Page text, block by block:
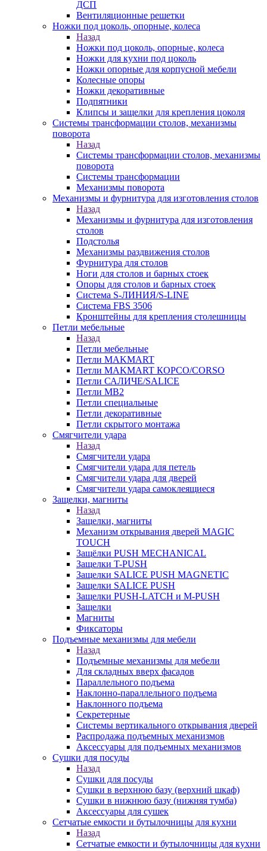
ДСП
Вентиляционные решетки
Ножки под цоколь, опорные, колеса
Назад
Ножки под цоколь, опорные, колеса
Ножки для кухни под цоколь
Ножки опорные для корпусной мебели
Колесные опоры
Ножки декоративные
Подпятники
Клипсы и защелки для крепления цоколя
Системы трансформации столов, механизмы
поворота
Назад
Системы трансформации столов, механизмы
поворота
Системы трансформации
Механизмы поворота
Механизмы и фурнитура для изготовления столов
Назад
Механизмы и фурнитура для изготовления
столов
Подстолья
Механизмы раздвижения столов
Фурнитура для столов
Ноги для столов и барных стоек
Опоры для столов и барных стоек
Система S-ЛИНИЯ/S-LINE
Система FBS 3506
Кронштейны для крепления столешницы
Петли мебельные
Назад
Петли мебельные
Петли MAKMART
Петли MAKMART КОРСО/CORSO
Петли САЛИЧЕ/SALICE
Петли MB2
Петли специальные
Петли декоративные
Петли скрытого монтажа
Смягчители удара
Назад
Смягчители удара
Смягчители удара для петель
Смягчители удара для дверей
Cмягчители удара самоклеящиеся
Защелки, магниты
Назад
Защелки, магниты
Механизм открывания дверей MAGIC
TOUCH
Защёлки PUSH MECHANICAL
Защелки T-PUSH
Защелки SALICE PUSH MAGNETIC
Защелки SALICE PUSH
Защелки PUSH-LATCH и M-PUSH
Защелки
Магниты
Фиксаторы
Подъемные механизмы для мебели
Назад
Подъемные механизмы для мебели
Для складных вверх фасадов
Параллельного подъема
Наклонно-параллельного подъема
Наклонного подъема
Секретерные
Системы вертикального открывания дверей
Распродажа подъемных механизмов
Аксессуары для подъемных механизмов
Сушки для посуды
Назад
Сушки для посуды
Сушки в верхнюю базу (верхний шкаф)
Сушки в нижнюю базу (нижняя тумба)
Аксессуары для сушек
Сетчатые емкости и бутылочницы для кухни
Назад
Сетчатые емкости и бутылочницы для кухни